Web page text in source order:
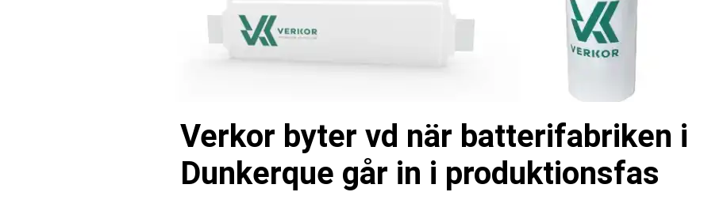
Verkor byter vd när batterifabriken i
Dunkerque går in i produktionsfas